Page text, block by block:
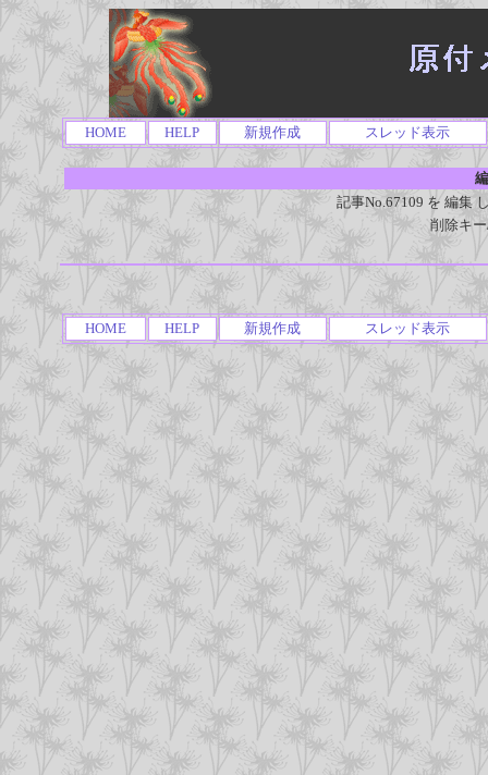
HOME HELP 新規作成 スレッド表示
記事No.67109 を 編集
削除キ
HOME HELP 新規作成 スレッド表示